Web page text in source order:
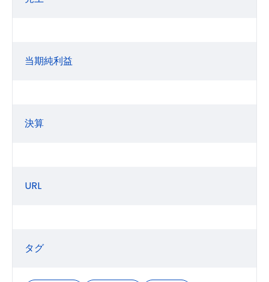
当期純利益
決算
URL
タグ